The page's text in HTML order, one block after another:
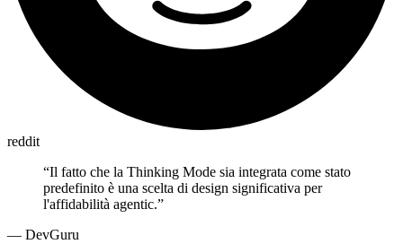
reddit
“Il fatto che la Thinking Mode sia integrata come stato
predefinito è una scelta di design significativa per
l'affidabilità agentic.”
— DevGuru